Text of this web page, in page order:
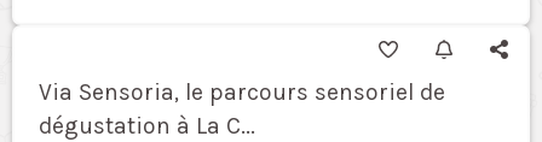
Via Sensoria, le parcours sensoriel de
dégustation à La C...